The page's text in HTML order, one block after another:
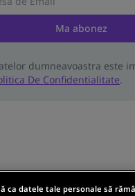
Ma abonez
dumneavoastra este
De Confidentialitate.
ca datele tale personale să